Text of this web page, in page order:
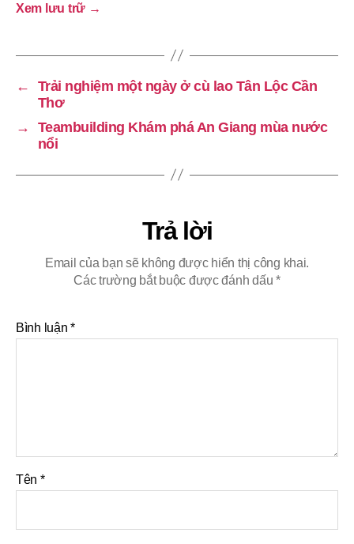
Xem lưu trữ →
←
Trải nghiệm một ngày ở cù lao Tân Lộc Cần
Thơ
→
Teambuilding Khám phá An Giang mùa nước
nổi
Trả lời
Email của bạn sẽ không được hiển thị công khai.
Các trường bắt buộc được đánh dấu*
Bình luận*
Tên *